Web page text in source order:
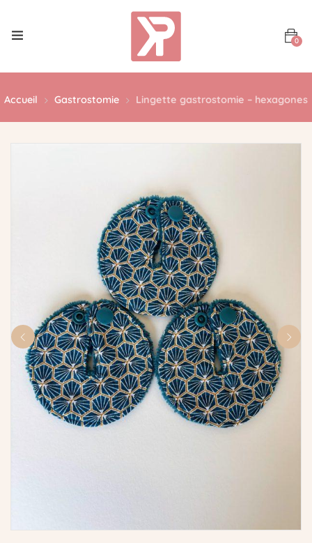
0
Accueil Gastrostomie Lingette gastrostomie – hexagones